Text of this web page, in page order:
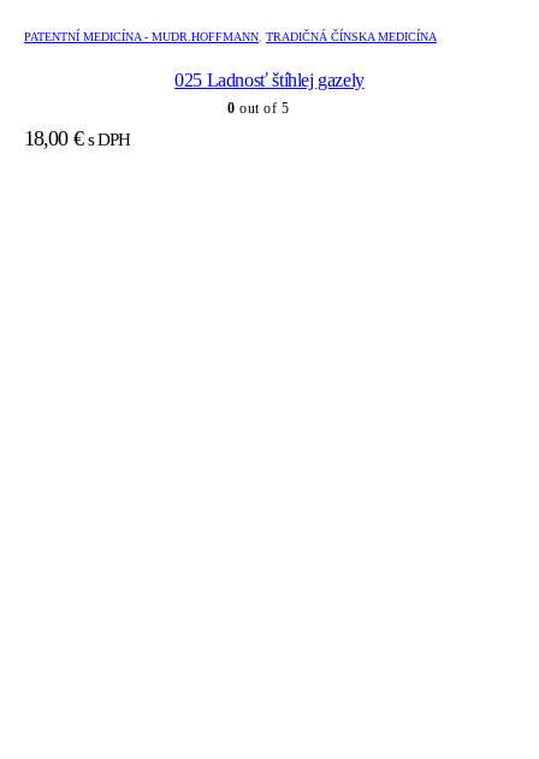
PATENTNÍ MEDICÍNA - MUDR.HOFFMANN, TRADIČNÁ ČÍNSKA MEDICÍNA
025 Ladnosť štíhlej gazely
0 out of 5
18,00 € s DPH